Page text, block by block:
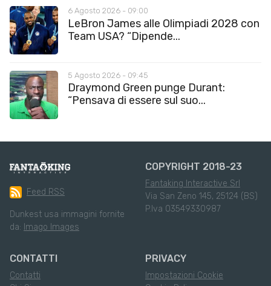
6 Agosto 2026 - 09:00
LeBron James alle Olimpiadi 2028 con
Team USA? “Dipende...
5 Agosto 2026 - 09:45
Draymond Green punge Durant:
“Pensava di essere sul suo...
Feed RSS
Dunkest usa immagini fornite
da: Imago Images
COPYRIGHT 2018-23
Fantaking Interactive Srl
Via San Zeno 145, 25124 (BS)
P.Iva 03549330987
CONTATTI
Contatti
PRIVACY
Impostazioni Cookie